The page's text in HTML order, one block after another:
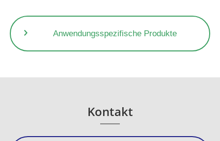
Anwendungsspezifische Produkte
Kontakt